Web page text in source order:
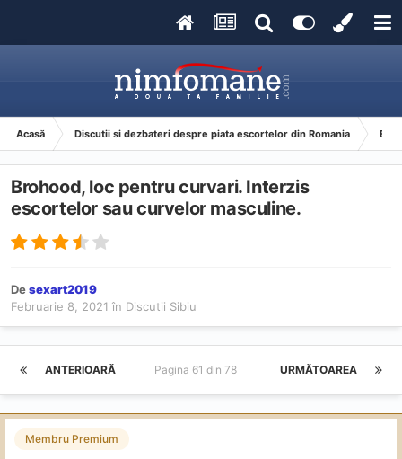
Acasă Discutii si dezbateri despre piata escortelor din Romania
Brohood, loc pentru curvari. Interzis
escortelor sau curvelor masculine.
Desexart2019
Februarie 8, 2021 în Discutii Sibiu
ANTERIOARĂ URMĂTOAREA
Pagina 61 din 78
Membru Premium